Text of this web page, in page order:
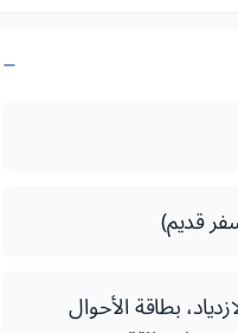
قديم)
الازدياد، بطاقة الأحوال